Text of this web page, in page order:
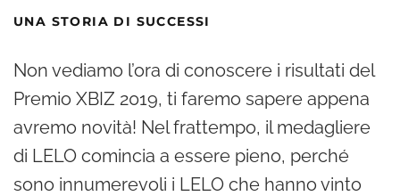
UNA STORIA DI SUCCESSI
Non vediamo l’ora di conoscere i risultati del
Premio XBIZ 2019, ti faremo sapere appena
avremo novità! Nel frattempo, il medagliere
di LELO comincia a essere pieno, perché
sono innumerevoli i LELO che hanno vinto